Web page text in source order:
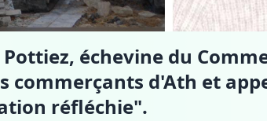
échevine du
commerçants d'Ath et
réfléchie".